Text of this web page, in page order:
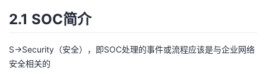
坛
圈
子
的
直
我
的
我
2.1 SOC简介
S->Security（安全），即SOC处理的事件或流程应该是与企业网络
安全相关的